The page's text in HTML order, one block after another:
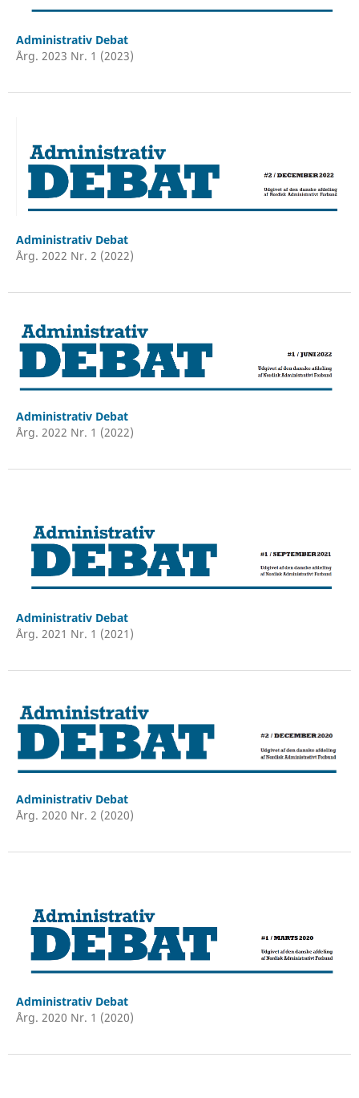
Administrativ Debat
Årg. 2023 Nr. 1 (2023)
Administrativ Debat
Årg. 2022 Nr. 2 (2022)
Administrativ Debat
Årg. 2022 Nr. 1 (2022)
Administrativ Debat
Årg. 2021 Nr. 1 (2021)
Administrativ Debat
Årg. 2020 Nr. 2 (2020)
Administrativ Debat
Årg. 2020 Nr. 1 (2020)